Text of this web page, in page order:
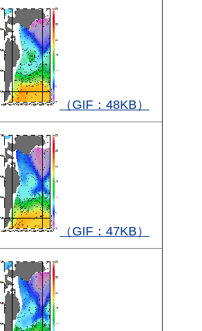
（GIF：48KB）
（GIF：47KB）